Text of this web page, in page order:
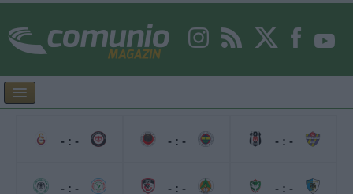
- : -
- : -
- : -
- : -
- : -
- : -